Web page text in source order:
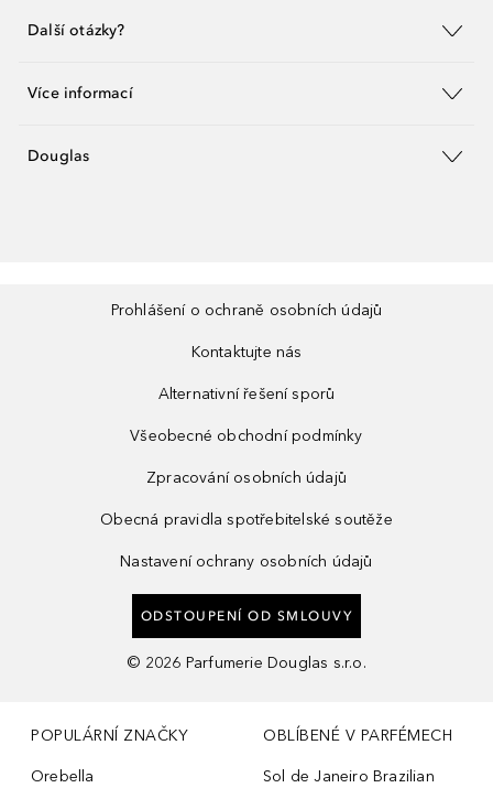
Další otázky?
Více informací
Douglas
Prohlášení o ochraně osobních údajů
Kontaktujte nás
Alternativní řešení sporů
Všeobecné obchodní podmínky
Zpracování osobních údajů
Obecná pravidla spotřebitelské soutěže
Nastavení ochrany osobních údajů
ODSTOUPENÍ OD SMLOUVY
© 2026 Parfumerie Douglas s.r.o.
POPULÁRNÍ ZNAČKY
Orebella
OBLÍBENÉ V PARFÉMECH
Sol de Janeiro Brazilian